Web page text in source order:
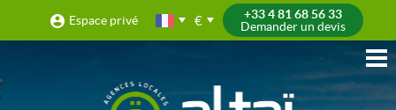
Espace privé €
+33 4 81 68 56 33
Demander un devis